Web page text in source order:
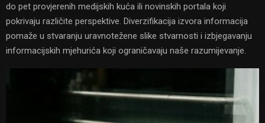
do pet provjerenih medijskih kuća ili novinskih portala koji
pokrivaju različite perspektive. Diverzifikacija izvora informacija
pomaže u stvaranju uravnotežene slike stvarnosti i izbjegavanju
informacijskih mjehurića koji ograničavaju naše razumijevanje.